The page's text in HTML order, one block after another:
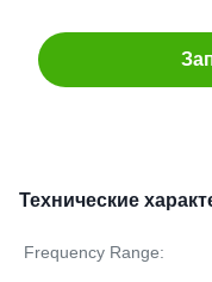
Технические
Frequency Range: